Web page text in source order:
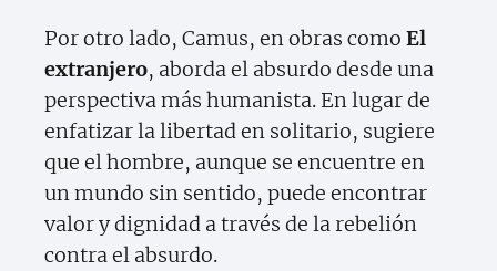
Por otro lado, Camus, en obras como El
extranjero, aborda el absurdo desde una
perspectiva más humanista. En lugar de
enfatizar la libertad en solitario, sugiere
que el hombre, aunque se encuentre en
un mundo sin sentido, puede encontrar
valor y dignidad a través de la rebelión
contra el absurdo.